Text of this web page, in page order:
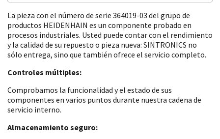
La pieza con el número de serie 364019-03 del grupo de
productos HEIDENHAIN es un componente probado en
procesos industriales. Usted puede contar con el rendimiento
y la calidad de su repuesto o pieza nueva: SINTRONICS no
sólo entrega, sino que también ofrece el servicio completo.
Controles múltiples:
Comprobamos la funcionalidad y el estado de sus
componentes en varios puntos durante nuestra cadena de
servicio interno.
Almacenamiento seguro: